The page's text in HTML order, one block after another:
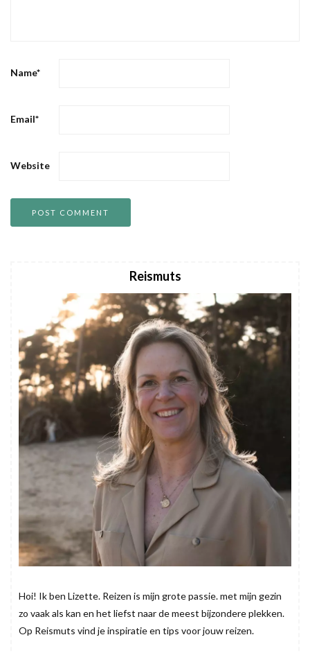
Name*
Email*
Website
Reismuts
Hoi! Ik ben Lizette. Reizen is mijn grote passie. met mijn gezin
zo vaak als kan en het liefst naar de meest bijzondere plekken.
Op Reismuts vind je inspiratie en tips voor jouw reizen.